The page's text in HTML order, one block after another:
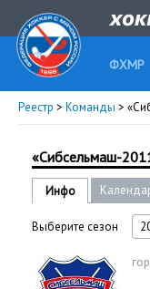
ФХМР
Реестр > Команды >
«Сибсельмаш-
Инфо
Выберите сезон